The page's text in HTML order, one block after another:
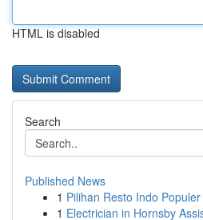
HTML is disabled
Search
Published News
1 Pilihan Resto Indo
1 Electrician in Hornsby